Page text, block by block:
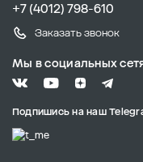
+7 (4012) 798-610
Заказать звонок
Мы в социальных
Подпишись на наш